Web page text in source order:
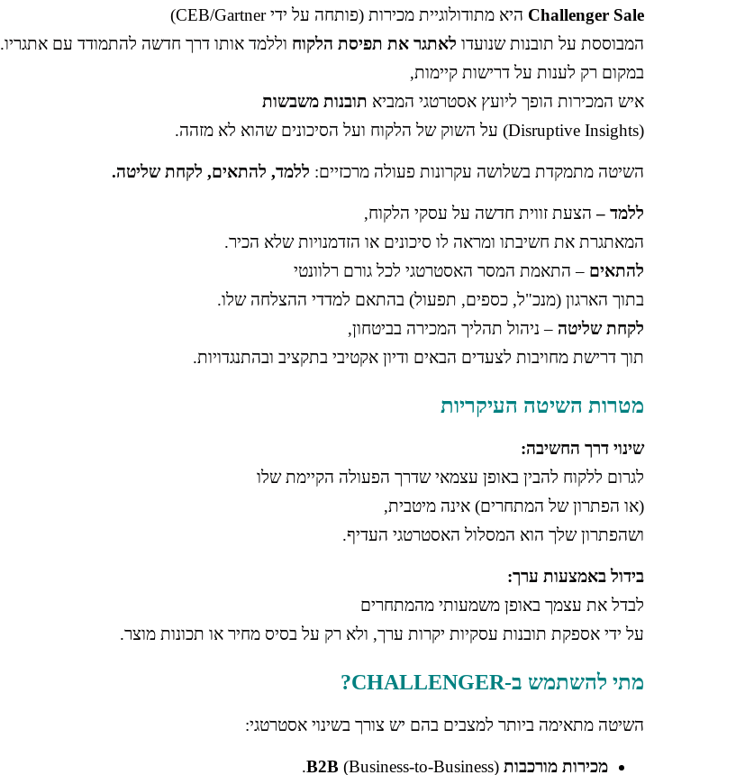
Challenger Sale היא מתודולוגיית מכירות (פותחה על ידי CEB/Gartner)
המבוססת על תובנות שנועדו לאתגר את תפיסת הלקוח וללמד אותו דרך חדשה להתמודד עם אתגריו.
במקום רק לענות על דרישות קיימות,
איש המכירות הופך ליועץ אסטרטגי המביא תובנות משבשות
(Disruptive Insights) על השוק של הלקוח ועל הסיכונים שהוא לא מזהה.
השיטה מתמקדת בשלושה עקרונות פעולה מרכזיים: ללמד, להתאים, לקחת שליטה.
ללמד –הצעת זווית חדשה על עסקי הלקוח,
המאתגרת את חשיבתו ומראה לו סיכונים או הזדמנויות שלא הכיר.
להתאים – התאמת המסר האסטרטגי לכל גורם רלוונטי
בתוך הארגון (מנכ"ל, כספים, תפעול) בהתאם למדדי ההצלחה שלו.
לקחת שליטה – ניהול תהליך המכירה בביטחון,
תוך דרישת מחויבות לצעדים הבאים ודיון אקטיבי בתקציב ובהתנגדויות.
מטרות השיטה העיקריות
שינוי דרך החשיבה:
לגרום ללקוח להבין באופן עצמאי שדרך הפעולה הקיימת שלו
(או הפתרון של המתחרים) אינה מיטבית,
ושהפתרון שלך הוא המסלול האסטרטגי העדיף.
בידול באמצעות ערך:
לבדל את עצמך באופן משמעותי מהמתחרים
על ידי אספקת תובנות עסקיות יקרות ערך, ולא רק על בסיס מחיר או תכונות מוצר.
מתי להשתמש ב-CHALLENGER?
השיטה מתאימה ביותר למצבים בהם יש צורך בשינוי אסטרטגי:
מכירות מורכבות B2B (Business-to-Business).